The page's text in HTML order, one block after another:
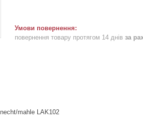
повернення товару протягом 14 днів за
mahle LAK102